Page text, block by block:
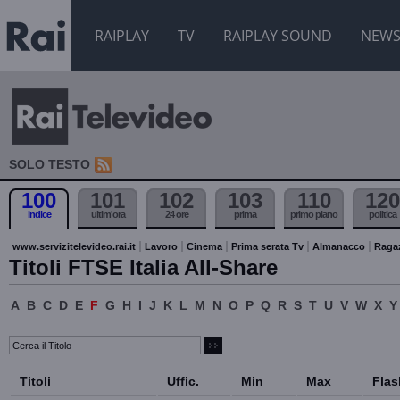
RAIPLAY TV RAIPLAY SOUND NEWS
SOLO TESTO
100
indice
101
ultim'ora
102
24 ore
103
prima
110
primo piano
120
politica
www.servizitelevideo.rai.it Lavoro Cinema Prima serata Tv Almanacco
Titoli FTSE Italia All-Share
A B C D E F G H I J K L M N O P Q R S T U V W X Y
Titoli Uffic. Min Max